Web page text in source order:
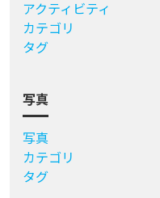
アクティビティ
カテゴリ
タグ
写真
写真
カテゴリ
タグ